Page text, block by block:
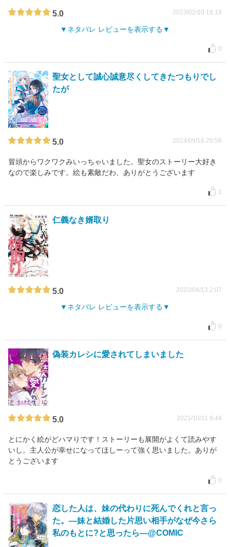
5.0 2023/02/10 16:18
ネタバレ レビューを表示する
0
聖女として誠心誠意尽くしてきたつもりでし
たが
5.0 2024/09/16 20:56
冒頭からワクワクみいっちゃいました。聖女のストーリー大好き
なので楽しみです。絵も素敵だわ、ありがとうございます
1
仁義なき婿取り
5.0 2022/04/13 2:07
ネタバレ レビューを表示する
0
偽装カレシに愛されてしまいました
5.0 2021/10/11 9:44
とにかく絵がどハマりです！ストーリーも展開がよくて読みやす
いし。主人公が幸せになってほしーって強く思いました。ありが
とうございます
0
恋した人は、妹の代わりに死んでくれと言っ
た。―妹と結婚した片思い相手がなぜ今さら
私のもとに?と思ったら―@COMIC